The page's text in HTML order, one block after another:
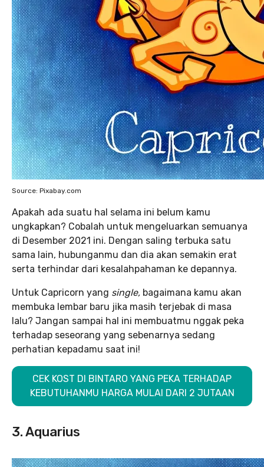
Source: Pixabay.com
Apakah ada suatu hal selama ini belum kamu
ungkapkan? Cobalah untuk mengeluarkan semuanya
di Desember 2021 ini. Dengan saling terbuka satu
sama lain, hubunganmu dan dia akan semakin erat
serta terhindar dari kesalahpahaman ke depannya.
Untuk Capricorn yang single, bagaimana kamu akan
membuka lembar baru jika masih terjebak di masa
lalu? Jangan sampai hal ini membuatmu nggak peka
terhadap seseorang yang sebenarnya sedang
perhatian kepadamu saat ini!
CEK KOST DI BINTARO YANG PEKA TERHADAP
KEBUTUHANMU HARGA MULAI DARI 2 JUTAAN
3. Aquarius